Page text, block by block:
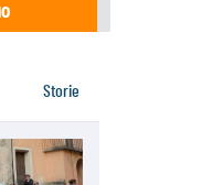
su Ceuta: